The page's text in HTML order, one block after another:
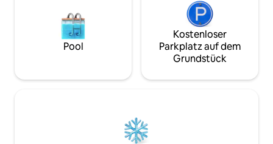
Pool
Kostenloser
Parkplatz auf dem
Grundstück